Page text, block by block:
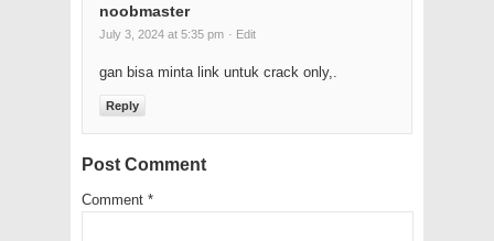
noobmaster
July 3, 2024 at 5:35 pm · Edit
gan bisa minta link untuk crack only,.
Reply
Post Comment
Comment *